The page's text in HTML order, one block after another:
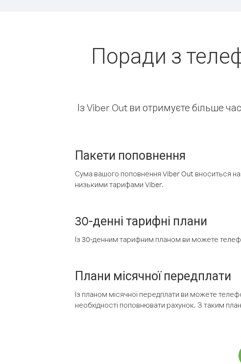
Поради з
Із Viber Out ви отримуєте більше
Пакети поповнення
Сума вашого поповнення Viber Out вноситься на
низькими тарифами Viber.
30-денні тарифні плани
Із 30-денним тарифним планом ви можете
Плани місячної передплати
Із планом місячної передплати ви можете
необхідності поповнювати рахунок. З таким